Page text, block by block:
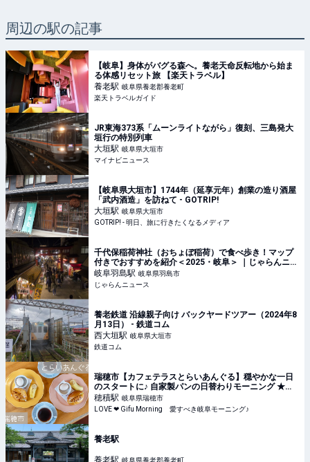
周辺の駅の記事
【岐阜】身体がバグる森へ。養老天命反転地から始ま
る体感リセット旅 【楽天トラベル】
養老駅 岐阜県養老郡養老町
楽天トラベルガイド
JR東海373系「ムーンライトながら」復刻、三島発大
垣行の特別列車
大垣駅 岐阜県大垣市
マイナビニュース
【岐阜県大垣市】1744年（延享元年）創業の造り酒屋
「武内酒造」を訪ねて - GOTRIP!
大垣駅 岐阜県大垣市
GOTRIP! - 明日、旅に行きたくなるメディア
千代保稲荷神社（おちょぼ稲荷）で食べ歩き！マップ
付きでおすすめを紹介＜2025・岐阜＞ ｜じゃらんニュ
ース
岐阜羽島駅 岐阜県羽島市
じゃらんニュース
養老鉄道 沿線親子向け バックヤードツアー（2024年8
月13日） - 鉄道コム
西大垣駅 岐阜県大垣市
鉄道コム
瑞穂市【カフェテラスとらいあんぐる】穏やかな一日
のスタートに♪ 自家製パンの日替わりモーニング ★岐
阜モーニング
穂積駅 岐阜県瑞穂市
LOVE ❤ Gifu Morning 愛すべき岐阜モーニング♪
養老駅
養老駅 岐阜県養老郡養老町